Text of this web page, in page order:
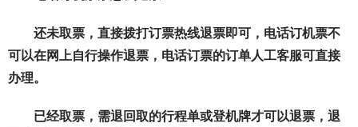
还未取票，直接拨打订票热线退票即可，电话订机票不
可以在网上自行操作退票，电话订票的订单人工客服可直接
办理。
已经取票，需退回取的行程单或登机牌才可以退票，退